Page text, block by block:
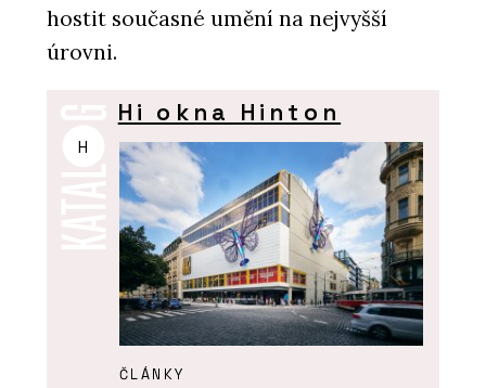
hostit současné umění na nejvyšší
úrovni.
H
Hi okna Hinton
ČLÁNKY